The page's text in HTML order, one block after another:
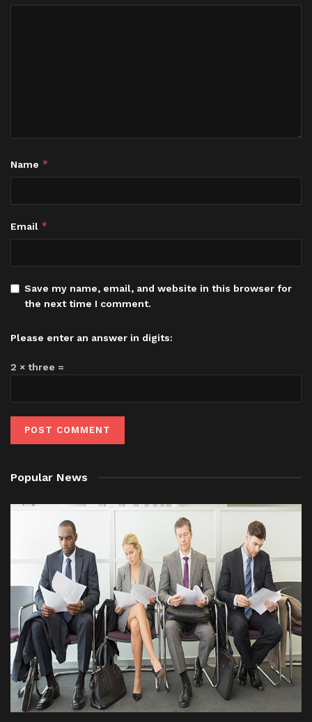
Name *
Email *
Save my name, email, and website in this browser for
the next time I comment.
Please enter an answer in digits:
2 × three =
Popular News